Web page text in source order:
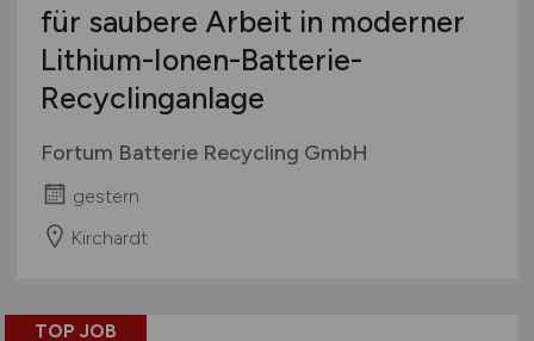
für saubere Arbeit in moderner
Lithium-Ionen-Batterie-
Recyclinganlage
Fortum Batterie Recycling GmbH
gestern
Kirchardt
TOP JOB